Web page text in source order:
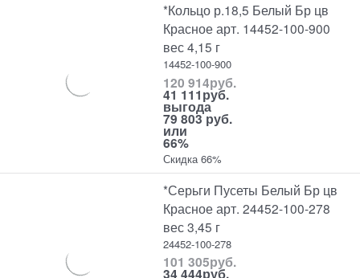
*Кольцо р.18,5 Белый Бр цв
Красное арт. 14452-100-900
вес 4,15 г
14452-100-900
120 914руб.
41 111руб.
выгода
79 803 руб.
или
66%
Скидка 66%
*Серьги Пусеты Белый Бр цв
Красное арт. 24452-100-278
вес 3,45 г
24452-100-278
101 305руб.
34 444руб.